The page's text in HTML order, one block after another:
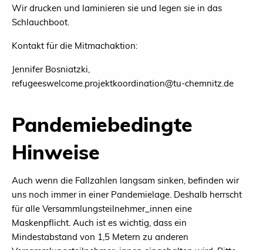
Wir drucken und laminieren sie und legen sie in das
Schlauchboot.
Kontakt für die Mitmachaktion:
Jennifer Bosniatzki,
refugeeswelcome.projektkoordination@tu-chemnitz.de
Pandemiebedingte
Hinweise
Auch wenn die Fallzahlen langsam sinken, befinden wir
uns noch immer in einer Pandemielage. Deshalb herrscht
für alle Versammlungsteilnehmer_innen eine
Maskenpflicht. Auch ist es wichtig, dass ein
Mindestabstand von 1,5 Metern zu anderen